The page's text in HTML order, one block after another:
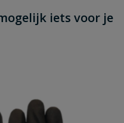
iets voor je